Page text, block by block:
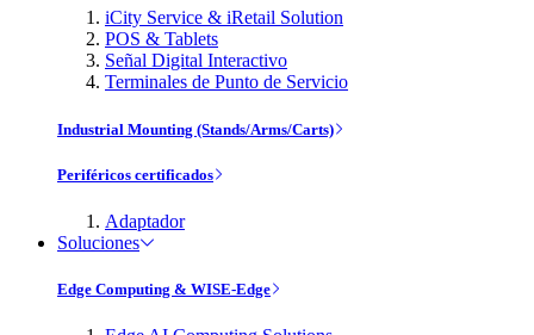
iCity Service & iRetail Solution
POS & Tablets
Señal Digital Interactivo
Terminales de Punto de Servicio
Industrial Mounting (Stands/Arms/Carts)
Periféricos certificados
Adaptador
Soluciones
Edge Computing & WISE-Edge